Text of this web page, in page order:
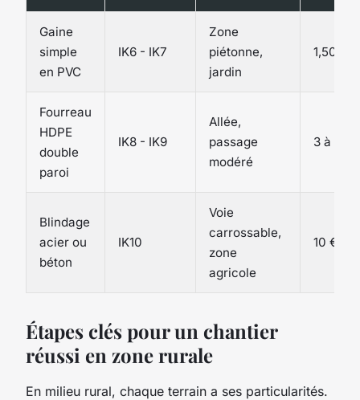
Gaine
simple
en PVC
IK6 - IK7
Zone
piétonne,
jardin
1,50 €
Fourreau
HDPE
double
paroi
IK8 - IK9
Allée,
passage
modéré
3 à 5 €
Blindage
acier ou
béton
IK10
Voie
carrossable,
zone
agricole
10 € et
Étapes clés pour un chantier
réussi en zone rurale
En milieu rural, chaque terrain a ses particularités.